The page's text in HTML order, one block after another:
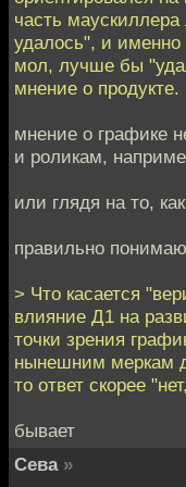
часть маускиллера
удалось", и именно
мол, лучше бы
мнение о продукте.
мнение о графике
и роликам,
или глядя на то,
правильно
> Что касается
влияние Д1 на
точки зрения
нынешним меркам
то ответ скорее
бывает
Сева »